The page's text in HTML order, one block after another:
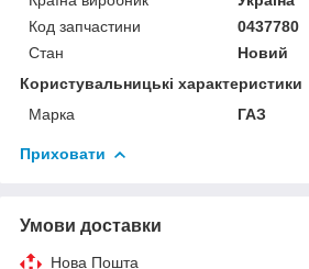
Код запчастини
0437780
Стан
Новий
Користувальницькі характеристики
Марка
ГАЗ
Приховати
Умови доставки
Нова Пошта